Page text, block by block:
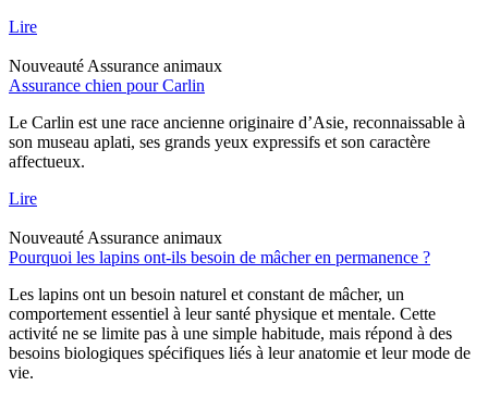
Lire
Nouveauté Assurance animaux
Assurance chien pour Carlin
Le Carlin est une race ancienne originaire d’Asie, reconnaissable à
son museau aplati, ses grands yeux expressifs et son caractère
affectueux.
Lire
Nouveauté Assurance animaux
Pourquoi les lapins ont-ils besoin de mâcher en permanence ?
Les lapins ont un besoin naturel et constant de mâcher, un
comportement essentiel à leur santé physique et mentale. Cette
activité ne se limite pas à une simple habitude, mais répond à des
besoins biologiques spécifiques liés à leur anatomie et leur mode de
vie.